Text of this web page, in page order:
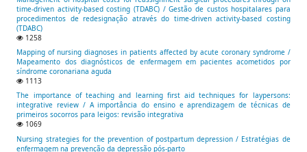
time-driven activity-based costing (TDABC) / Gestão de custos hospitalares para
procedimentos de redesignação através do time-driven activity-based costing
(TDABC)
1258
Mapping of nursing diagnoses in patients affected by acute coronary syndrome /
Mapeamento dos diagnósticos de enfermagem em pacientes acometidos por
síndrome coronariana aguda
1113
The importance of teaching and learning first aid techniques for laypersons:
integrative review / A importância do ensino e aprendizagem de técnicas de
primeiros socorros para leigos: revisão integrativa
1069
Nursing strategies for the prevention of postpartum depression / Estratégias de
enfermagem na prevenção da depressão pós-parto